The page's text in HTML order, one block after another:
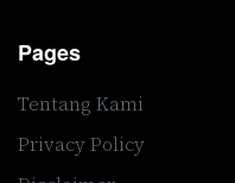
Pages
Tentang Kami
Privacy Policy